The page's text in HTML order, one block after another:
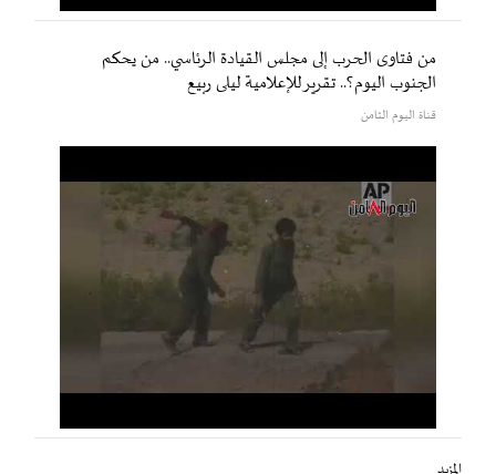
من فتاوى الحرب إلى مجلس القيادة الرئاسي.. من يحكم
الجنوب اليوم؟.. تقرير للإعلامية ليلى ربيع
قناة اليوم الثامن